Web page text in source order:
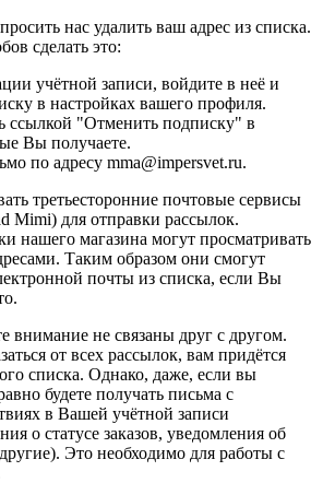
нас удалить ваш адрес из списка.
сделать это:
учётной записи, войдите в неё и
в настройках вашего профиля.
ссылкой "Отменить подписку" в
Вы получаете.
по адресу mma@impersvet.ru.
третьесторонние почтовые сервисы
Mimi) для отправки рассылок.
нашего магазина могут просматривать
Таким образом они смогут
почты из списка, если Вы
внимание не связаны друг с другом.
от всех рассылок, вам придётся
списка. Однако, даже, если вы
будете получать письма с
в Вашей учётной записи
о статусе заказов, уведомления об
Это необходимо для работы с